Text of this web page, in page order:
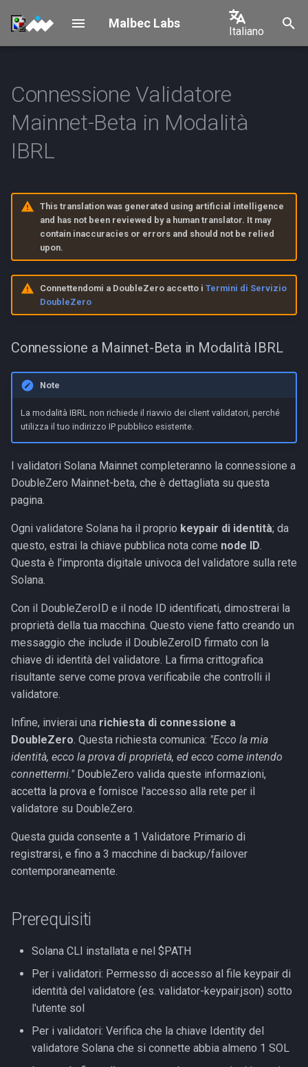
Malbec Labs
Italiano
中文
日本語
Français
Italiano
I
i
z
l
l
a
e
Connessione a Mainnet-Beta
Prerequisiti
dell'Ambiente
2. Apri la porta 44880
3. Attesta la Proprietà del
Validatore
Prepara la Connessione
4. Genera la Firma
5. Avvia una Richiesta di
Connessione in DoubleZero
6. Connettiti in Modalità IBRL
Passo Successivo:
Pubblicazione degli Shred
via Multicast
Shelby Connection
Overview
Requirements & Architecture
Device Provisioning
Operations
OPS Management
Geolocation
Decommissioning
Connessione Validatore
Mainnet-Beta in Modalità
IBRL
This translation was generated using artificial intelligence
and has not been reviewed by a human translator. It may
contain inaccuracies or errors and should not be relied
upon.
Connettendomi a DoubleZero accetto i Termini di Servizio
DoubleZero
Connessione a Mainnet-Beta in Modalità IBRL
Note
La modalità IBRL non richiede il riavvio dei client validatori, perché
utilizza il tuo indirizzo IP pubblico esistente.
I validatori Solana Mainnet completeranno la connessione a
DoubleZero Mainnet-beta, che è dettagliata su questa
pagina.
Ogni validatore Solana ha il proprio keypair di identità; da
questo, estrai la chiave pubblica nota come node ID
Questa è l'impronta digitale univoca del validatore sulla rete
Solana.
Con il DoubleZeroID e il node ID identificati, dimostrerai la
proprietà della tua macchina. Questo viene fatto creando un
messaggio che include il DoubleZeroID firmato con la
chiave di identità del validatore. La firma crittografica
risultante serve come prova verificabile che controlli il
validatore.
Infine, invierai una richiesta di connessione a
DoubleZero . Questa richiesta comunica: "Ecco la mia
identità, ecco la prova di proprietà, ed ecco come intendo
connettermi."DoubleZero valida queste informazioni,
accetta la prova e fornisce l'accesso alla rete per il
validatore su DoubleZero.
Questa guida consente a 1 Validatore Primario di
registrarsi, e fino a 3 macchine di backup/failover
contemporaneamente.
Prerequisiti
Solana CLI installata e nel $PATH
Per i validatori: Permesso di accesso al file keypair di
identità del validatore (es. validator-keypair.json) sotto
l'utente sol
Per i validatori: Verifica che la chiave Identity del
validatore Solana che si connette abbia almeno 1 SOL